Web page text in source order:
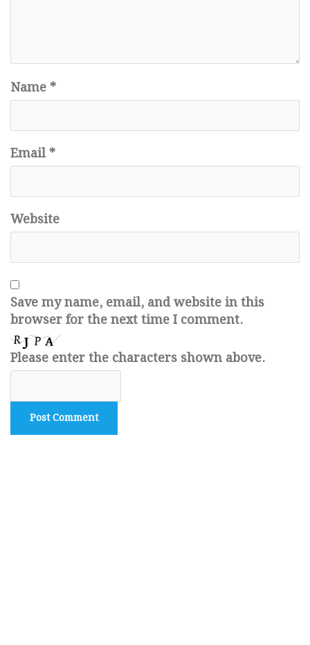
Name *
Email*
Website
Save my name, email, and website in this
browser for the next time I comment.
Please enter the characters shown above.